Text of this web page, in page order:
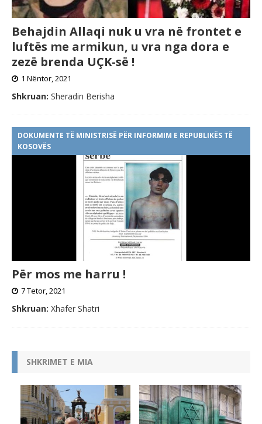
Behajdin Allaqi nuk u vra në frontet e
luftës me armikun, u vra nga dora e
zezë brenda UÇK-së !
1 Nëntor, 2021
Shkruan: Sheradin Berisha
DOKUMENTE TË MINISTRISË PËR INFORMIM E REPUBLIKËS TË
KOSOVËS
Për mos me harru !
7 Tetor, 2021
Shkruan: Xhafer Shatri
SHKRIMET E MIA